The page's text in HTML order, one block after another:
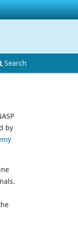
Search
by